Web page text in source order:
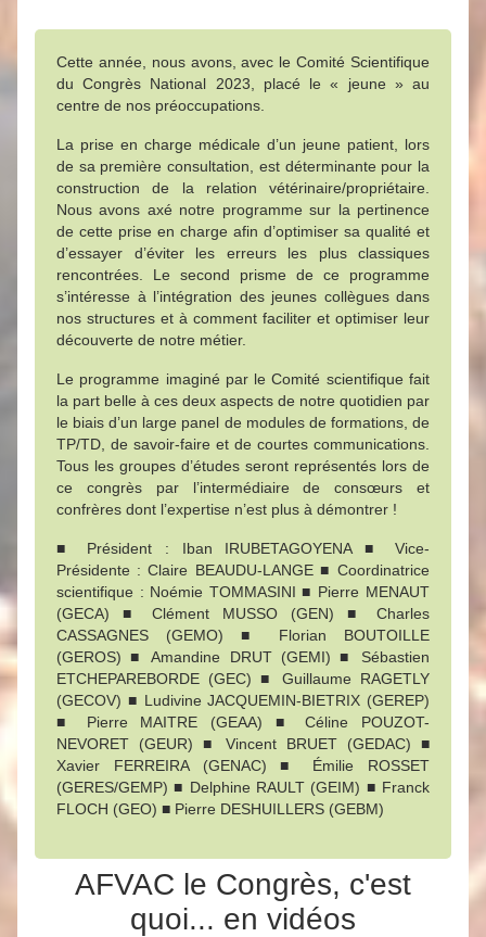
Cette année, nous avons, avec le Comité Scientifique
du Congrès National 2023, placé le « jeune » au
centre de nos préoccupations.
La prise en charge médicale d’un jeune patient, lors
de sa première consultation, est déterminante pour la
construction de la relation vétérinaire/propriétaire.
Nous avons axé notre programme sur la pertinence
de cette prise en charge afin d’optimiser sa qualité et
d’essayer d’éviter les erreurs les plus classiques
rencontrées. Le second prisme de ce programme
s’intéresse à l’intégration des jeunes collègues dans
nos structures et à comment faciliter et optimiser leur
découverte de notre métier.
Le programme imaginé par le Comité scientifique fait
la part belle à ces deux aspects de notre quotidien par
le biais d’un large panel de modules de formations, de
TP/TD, de savoir-faire et de courtes communications.
Tous les groupes d’études seront représentés lors de
ce congrès par l’intermédiaire de consœurs et
confrères dont l’expertise n’est plus à démontrer !
■ Président : Iban IRUBETAGOYENA ■ Vice-
Présidente : Claire BEAUDU-LANGE ■ Coordinatrice
scientifique : Noémie TOMMASINI ■ Pierre MENAUT
(GECA) ■ Clément MUSSO (GEN) ■ Charles
CASSAGNES (GEMO) ■ Florian BOUTOILLE
(GEROS) ■ Amandine DRUT (GEMI) ■ Sébastien
ETCHEPAREBORDE (GEC) ■ Guillaume RAGETLY
(GECOV) ■ Ludivine JACQUEMIN-BIETRIX (GEREP)
■ Pierre MAITRE (GEAA) ■ Céline POUZOT-
NEVORET (GEUR) ■ Vincent BRUET (GEDAC) ■
Xavier FERREIRA (GENAC) ■ Émilie ROSSET
(GERES/GEMP) ■ Delphine RAULT (GEIM) ■ Franck
FLOCH (GEO) ■ Pierre DESHUILLERS (GEBM)
AFVAC le Congrès, c'est
quoi... en vidéos